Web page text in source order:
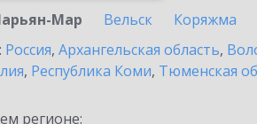
Мар Вельск Коряжма
Россия, Архангельская область,
, Республика Коми, Тюменская
регионе: